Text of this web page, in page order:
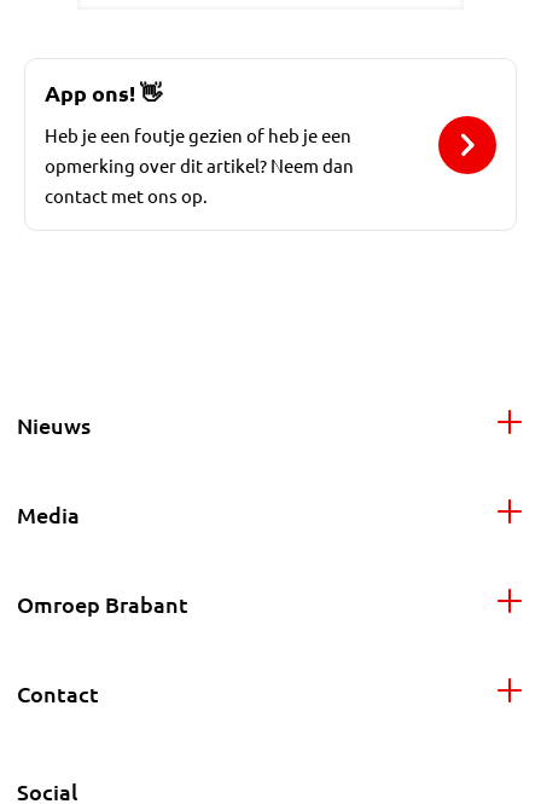
App ons!👋
Heb je een foutje gezien of heb je een
opmerking over dit artikel? Neem dan
contact met ons op.
Nieuws
Media
Omroep Brabant
Contact
Social